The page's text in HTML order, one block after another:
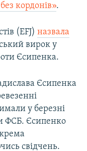
кордонів».
(EFJ) назвала
вирок у
Єсипенка.
Єсипенка
у березні
ФСБ. Єсипенко
свідчень.